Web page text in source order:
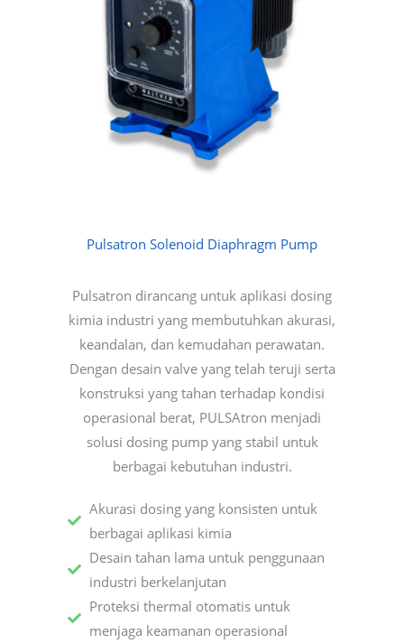
Pulsatron Solenoid Diaphragm Pump
Pulsatron dirancang untuk aplikasi dosing
kimia industri yang membutuhkan akurasi,
keandalan, dan kemudahan perawatan.
Dengan desain valve yang telah teruji serta
konstruksi yang tahan terhadap kondisi
operasional berat, PULSAtron menjadi
solusi dosing pump yang stabil untuk
berbagai kebutuhan industri.
Akurasi dosing yang konsisten untuk
berbagai aplikasi kimia
Desain tahan lama untuk penggunaan
industri berkelanjutan
Proteksi thermal otomatis untuk
menjaga keamanan operasional